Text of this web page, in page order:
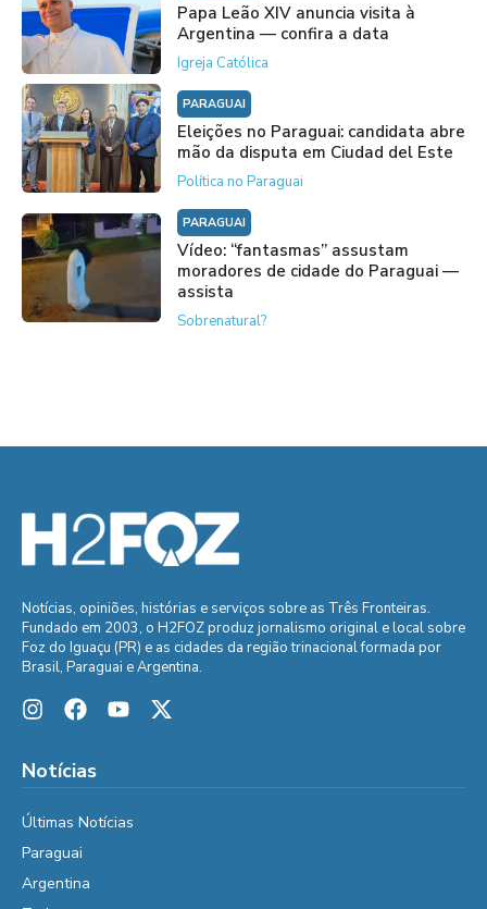
Papa Leão XIV anuncia visita à
Argentina — confira a data
Igreja Católica
PARAGUAI
Eleições no Paraguai: candidata abre
mão da disputa em Ciudad del Este
Política no Paraguai
PARAGUAI
Vídeo: “fantasmas” assustam
moradores de cidade do Paraguai —
assista
Sobrenatural?
Notícias, opiniões, histórias e serviços sobre as Três Fronteiras.
Fundado em 2003, o H2FOZ produz jornalismo original e local sobre
Foz do Iguaçu (PR) e as cidades da região trinacional formada por
Brasil, Paraguai e Argentina.
Notícias
Últimas Notícias
Paraguai
Argentina